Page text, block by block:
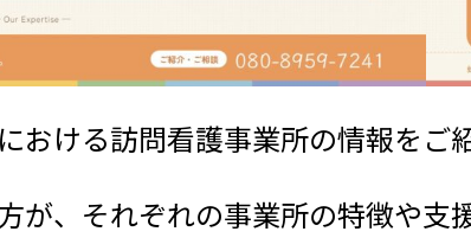
おける訪問看護事業所の情報をご
が、それぞれの事業所の特徴や支